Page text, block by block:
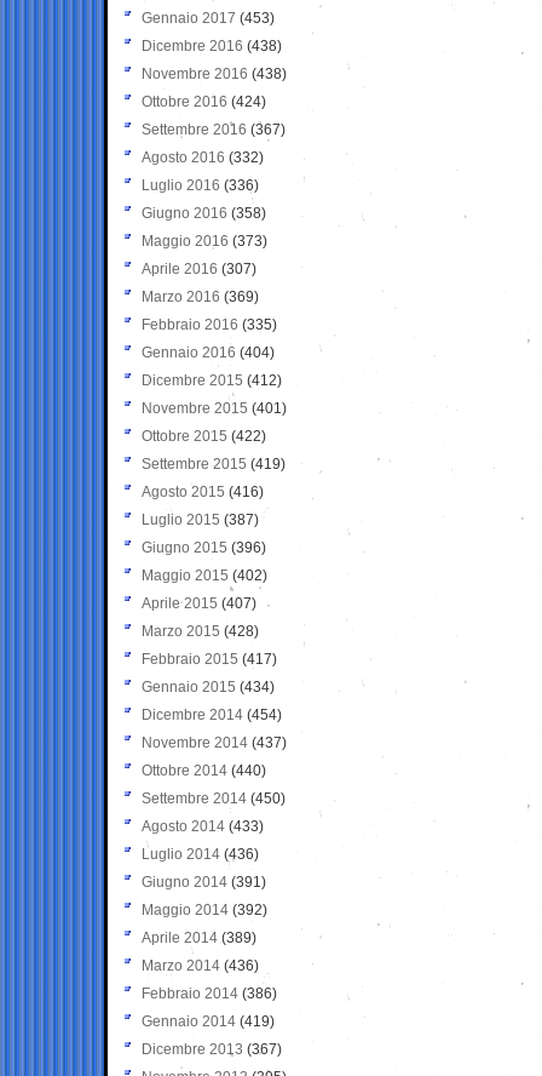
Gennaio 2017 (453)
Dicembre 2016 (438)
Novembre 2016 (438)
Ottobre 2016 (424)
Settembre 2016 (367)
Agosto 2016 (332)
Luglio 2016 (336)
Giugno 2016 (358)
Maggio 2016 (373)
Aprile 2016 (307)
Marzo 2016 (369)
Febbraio 2016 (335)
Gennaio 2016 (404)
Dicembre 2015 (412)
Novembre 2015 (401)
Ottobre 2015 (422)
Settembre 2015 (419)
Agosto 2015 (416)
Luglio 2015 (387)
Giugno 2015 (396)
Maggio 2015 (402)
Aprile 2015 (407)
Marzo 2015 (428)
Febbraio 2015 (417)
Gennaio 2015 (434)
Dicembre 2014 (454)
Novembre 2014 (437)
Ottobre 2014 (440)
Settembre 2014 (450)
Agosto 2014 (433)
Luglio 2014 (436)
Giugno 2014 (391)
Maggio 2014 (392)
Aprile 2014 (389)
Marzo 2014 (436)
Febbraio 2014 (386)
Gennaio 2014 (419)
Dicembre 2013 (367)